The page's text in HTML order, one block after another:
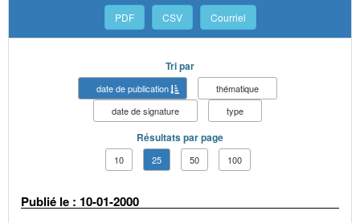
PDF CSV Courriel
Tri par
date de publication
thématique
date de signature
type
Résultats par page
10 25 50 100
Publié le : 10-01-2000